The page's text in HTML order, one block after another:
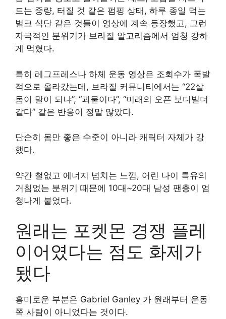
드는 중량, 터질 것 같은 펌핑 상태, 하루 종일 먹는
벌크 식단 같은 것들이 영상에 계속 등장했고, 그런
자극적인 분위기가 브라질 알고리즘에서 엄청 강하
게 먹혔다.
특히 레그프레스나 하체 운동 영상은 조회수가 폭발
적으로 올라갔는데, 브라질 커뮤니티에서는 “22살
몸이 말이 되냐”, “괴물이다”, “미래의 오픈 보디빌더
같다” 같은 반응이 정말 많았다.
단순히 몸만 좋은 수준이 아니라 캐릭터 자체가 강
했다.
약간 철없고 에너지 넘치는 느낌, 어린 나이 특유의
거침없는 분위기 때문에 10대~20대 남성 팬층이 엄
청나게 붙었다.
원래는 포켓몬 경쟁 플레
이어였다는 점도 화제가
됐다
흥미로운 부분은 Gabriel Ganley 가 원래부터 운동
쪽 사람이 아니었다는 것이다.